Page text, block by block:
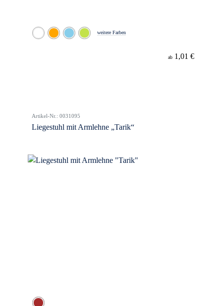
weitere Farben
ab 1,01 €
Artikel-Nr.: 0031095
Liegestuhl mit Armlehne „Tarik“